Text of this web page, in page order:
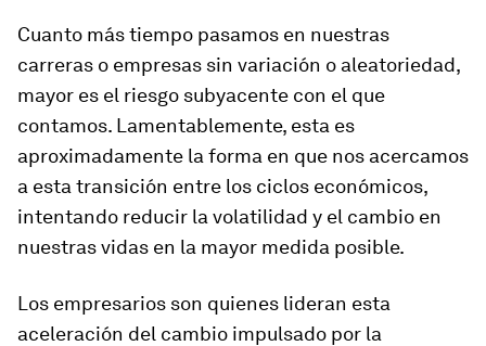
Cuanto más tiempo pasamos en nuestras
carreras o empresas sin variación o aleatoriedad,
mayor es el riesgo subyacente con el que
contamos. Lamentablemente, esta es
aproximadamente la forma en que nos acercamos
a esta transición entre los ciclos económicos,
intentando reducir la volatilidad y el cambio en
nuestras vidas en la mayor medida posible.
Los empresarios son quienes lideran esta
aceleración del cambio impulsado por la